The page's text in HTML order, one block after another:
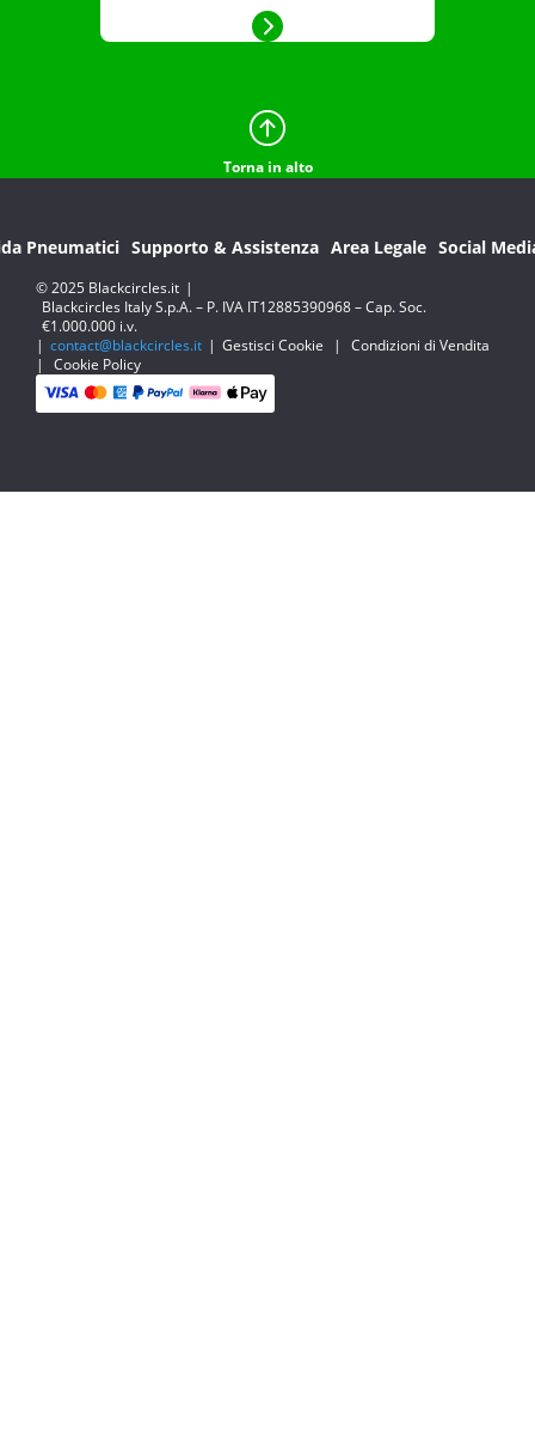
Torna in alto
Pneumatici Supporto & Assistenza Area Legale Social
© 2025 Blackcircles.it |
Blackcircles Italy S.p.A. – P. IVA IT12885390968 – Cap. Soc.
€1.000.000 i.v.
| contact@blackcircles.it | Gestisci Cookie |
Condizioni di Vendita
|
Cookie Policy